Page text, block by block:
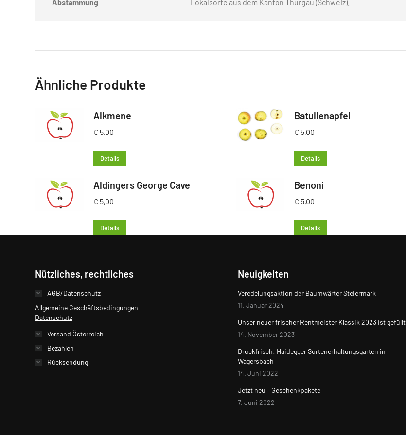
Abstammung Lokalsorte aus dem Kanton Thurgau (Schweiz).
Ähnliche Produkte
Alkmene
€ 5,00
Details
Batullenapfel
€ 5,00
Details
Aldingers George Cave
€ 5,00
Details
Benoni
€ 5,00
Details
Nützliches, rechtliches
AGB/Datenschutz
Allgemeine Geschäftsbedingungen
Datenschutz
Versand Österreich
Bezahlen
Rücksendung
Neuigkeiten
Veredelungsaktion der Baumwärter Steiermark
11. Januar 2024
Unser neuer frischer Rentmeister Klassik 2023 ist gefüllt
14. November 2023
Druckfrisch: Haidegger Sortenerhaltungsgarten in
Wagersbach
14. Juni 2022
Jetzt neu – Geschenkpakete
7. Juni 2022